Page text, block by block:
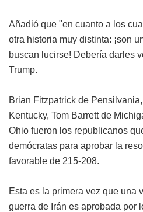
Añadió que "en cuanto a los
otra historia muy distinta: ¡son
buscan lucirse! Debería darles
Trump.
Brian Fitzpatrick de
Kentucky, Tom Barrett de
Ohio fueron los republicanos
demócratas para aprobar la
favorable de 215-208.
Esta es la primera vez que una
guerra de Irán es aprobada por